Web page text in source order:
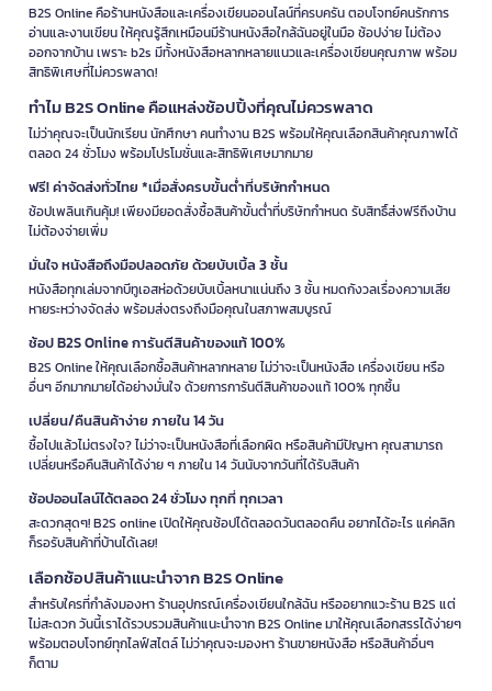
B2S Online คือร้านหนังสือและเครื่องเขียนออนไลน์ที่ครบครัน ตอบโจทย์คนรักการ
อ่านและงานเขียน ให้คุณรู้สึกเหมือนมีร้านหนังสือใกล้ฉันอยู่ในมือ ช้อปง่าย ไม่ต้อง
ออกจากบ้าน เพราะ b2s มีทั้งหนังสือหลากหลายแนวและเครื่องเขียนคุณภาพ พร้อม
สิทธิพิเศษที่ไม่ควรพลาด!
ทำไม B2S Online คือแหล่งช้อปปิ้งที่คุณไม่ควรพลาด
ไม่ว่าคุณจะเป็นนักเรียน นักศึกษา คนทำงาน B2S พร้อมให้คุณเลือกสินค้าคุณภาพได้
ตลอด 24 ชั่วโมง พร้อมโปรโมชั่นและสิทธิพิเศษมากมาย
ฟรี! ค่าจัดส่งทั่วไทย *เมื่อสั่งครบขั้นต่ำที่บริษัทกำหนด
ช้อปเพลินเกินคุ้ม! เพียงมียอดสั่งซื้อสินค้าขั้นต่ำที่บริษัทกำหนด รับสิทธิ์ส่งฟรีถึงบ้าน
ไม่ต้องจ่ายเพิ่ม
มั่นใจ หนังสือถึงมือปลอดภัย ด้วยบับเบิ้ล 3 ชั้น
หนังสือทุกเล่มจากบีทูเอสห่อด้วยบับเบิ้ลหนาแน่นถึง 3 ชั้น หมดกังวลเรื่องความเสีย
หายระหว่างจัดส่ง พร้อมส่งตรงถึงมือคุณในสภาพสมบูรณ์
ช้อป B2S Online การันตีสินค้าของแท้ 100%
B2S Online ให้คุณเลือกซื้อสินค้าหลากหลาย ไม่ว่าจะเป็นหนังสือ เครื่องเขียน หรือ
อื่นๆ อีกมากมายได้อย่างมั่นใจ ด้วยการการันตีสินค้าของแท้ 100% ทุกชิ้น
เปลี่ยน/คืนสินค้าง่าย ภายใน 14 วัน
ซื้อไปแล้วไม่ตรงใจ? ไม่ว่าจะเป็นหนังสือที่เลือกผิด หรือสินค้ามีปัญหา คุณสามารถ
เปลี่ยนหรือคืนสินค้าได้ง่าย ๆ ภายใน 14 วันนับจากวันที่ได้รับสินค้า
ช้อปออนไลน์ได้ตลอด 24 ชั่วโมง ทุกที่ ทุกเวลา
สะดวกสุดๆ! B2S online เปิดให้คุณช้อปได้ตลอดวันตลอดคืน อยากได้อะไร แค่คลิก
ก็รอรับสินค้าที่บ้านได้เลย!
เลือกช้อปสินค้าแนะนำจาก B2S Online
สำหรับใครที่กำลังมองหา ร้านอุปกรณ์เครื่องเขียนใกล้ฉัน หรืออยากแวะร้าน B2S แต่
ไม่สะดวก วันนี้เราได้รวบรวมสินค้าแนะนำจาก B2S Online มาให้คุณเลือกสรรได้ง่ายๆ
พร้อมตอบโจทย์ทุกไลฟ์สไตล์ ไม่ว่าคุณจะมองหา ร้านขายหนังสือ หรือสินค้าอื่นๆ
ก็ตาม